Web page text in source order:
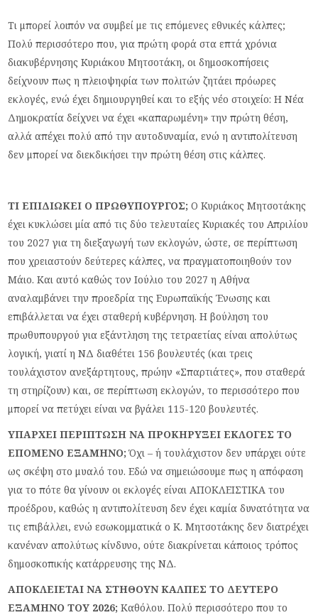
Τι μπορεί λοιπόν να συμβεί με τις επόμενες εθνικές κάλπες;
Πολύ περισσότερο που, για πρώτη φορά στα επτά χρόνια
διακυβέρνησης Κυριάκου Μητσοτάκη, οι δημοσκοπήσεις
δείχνουν πως η πλειοψηφία των πολιτών ζητάει πρόωρες
εκλογές, ενώ έχει δημιουργηθεί και το εξής νέο στοιχείο: Η Νέα
Δημοκρατία δείχνει να έχει «καπαρωμένη» την πρώτη θέση,
αλλά απέχει πολύ από την αυτοδυναμία, ενώ η αντιπολίτευση
δεν μπορεί να διεκδικήσει την πρώτη θέση στις κάλπες.
ΤΙ ΕΠΙΔΙΩΚΕΙ Ο ΠΡΩΘΥΠΟΥΡΓΟΣ; Ο Κυριάκος Μητσοτάκης
έχει κυκλώσει μία από τις δύο τελευταίες Κυριακές του Απριλίου
του 2027 για τη διεξαγωγή των εκλογών, ώστε, σε περίπτωση
που χρειαστούν δεύτερες κάλπες, να πραγματοποιηθούν τον
Μάιο. Και αυτό καθώς τον Ιούλιο του 2027 η Αθήνα
αναλαμβάνει την προεδρία της Ευρωπαϊκής Ένωσης και
επιβάλλεται να έχει σταθερή κυβέρνηση. Η βούληση του
πρωθυπουργού για εξάντληση της τετραετίας είναι απολύτως
λογική, γιατί η ΝΔ διαθέτει 156 βουλευτές (και τρεις
τουλάχιστον ανεξάρτητους, πρώην «Σπαρτιάτες», που σταθερά
τη στηρίζουν) και, σε περίπτωση εκλογών, το περισσότερο που
μπορεί να πετύχει είναι να βγάλει 115-120 βουλευτές.
ΥΠΑΡΧΕΙ ΠΕΡΙΠΤΩΣΗ ΝΑ ΠΡΟΚΗΡΥΞΕΙ ΕΚΛΟΓΕΣ ΤΟ
ΕΠΟΜΕΝΟ ΕΞΑΜΗΝΟ;Όχι – ή τουλάχιστον δεν υπάρχει ούτε
ως σκέψη στο μυαλό του. Εδώ να σημειώσουμε πως η απόφαση
για το πότε θα γίνουν οι εκλογές είναι ΑΠΟΚΛΕΙΣΤΙΚΑ του
προέδρου, καθώς η αντιπολίτευση δεν έχει καμία δυνατότητα να
τις επιβάλλει, ενώ εσωκομματικά ο Κ. Μητσοτάκης δεν διατρέχει
κανέναν απολύτως κίνδυνο, ούτε διακρίνεται κάποιος τρόπος
δημοσκοπικής κατάρρευσης της ΝΔ.
ΑΠΟΚΛΕΙΕΤΑΙ ΝΑ ΣΤΗΘΟΥΝ ΚΑΛΠΕΣ ΤΟ ΔΕΥΤΕΡΟ
ΕΞΑΜΗΝΟ ΤΟΥ 2026; Καθόλου. Πολύ περισσότερο που το